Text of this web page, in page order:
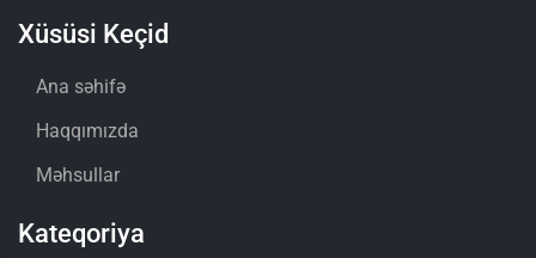
Xüsüsi Keçid
Ana səhifə
Haqqımızda
Məhsullar
Kateqoriya